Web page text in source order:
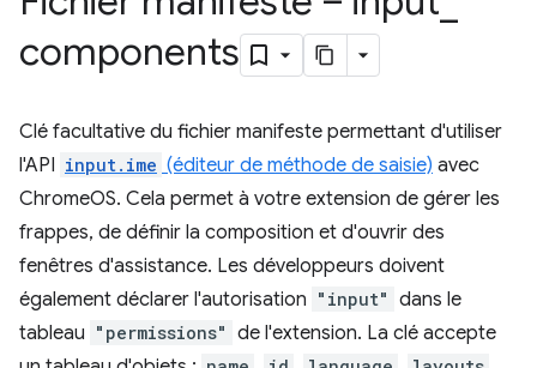
components
Clé facultative du fichier manifeste permettant d'utiliser
l'API input.ime (éditeur de méthode de saisie) avec
ChromeOS. Cela permet à votre extension de gérer les
frappes, de définir la composition et d'ouvrir des
fenêtres d'assistance. Les développeurs doivent
également déclarer l'autorisation "input" dans le
tableau "permissions" de l'extension. La clé accepte